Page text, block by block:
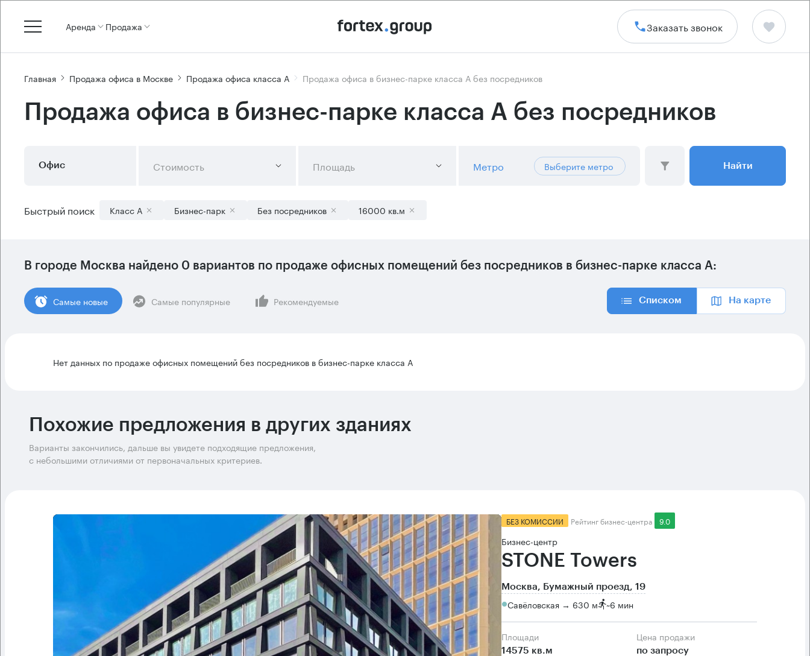
Аренда Продажа Заказать звонок
Главная Продажа офиса в Москве Продажа офиса класса А Продажа офиса в бизнес-парке класса А без посредников
Продажа офиса в бизнес-парке класса А без посредников
Офис Стоимость Площадь Метро Выберите метро Найти
Быстрый поиск Класс А Бизнес-парк Без посредников 16000 кв.м
В городе Москва найдено 0 вариантов по продаже офисных помещений без посредников в бизнес-парке класса А:
Cамые новые Самые популярные Рекомендуемые Списком На карте
Нет данных по продаже офисных помещений без посредников в бизнес-парке класса А
Похожие предложения в других зданиях
Варианты закончились, дальше вы увидете подходящие предложения,
с небольшими отличиями от первоначальных критериев.
БЕЗ КОМИССИИ Рейтинг бизнес-центра 9.0
Бизнес-центр
STONE Towers
Москва, Бумажный проезд, 19
Савёловская → 630 м ~6 мин
Площади
14575 кв.м
Цена продажи
по запросу